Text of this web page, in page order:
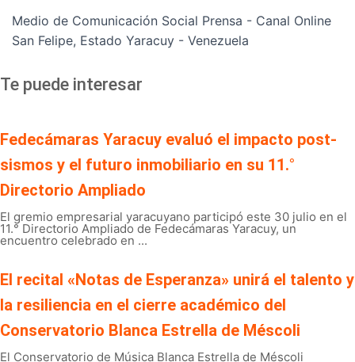
Medio de Comunicación Social Prensa - Canal Online
San Felipe, Estado Yaracuy - Venezuela
Te puede interesar
Fedecámaras Yaracuy evaluó el impacto post-
sismos y el futuro inmobiliario en su 11.°
Directorio Ampliado
El gremio empresarial yaracuyano participó este 30 julio en el
11.° Directorio Ampliado de Fedecámaras Yaracuy, un
encuentro celebrado en ...
El recital «Notas de Esperanza» unirá el talento y
la resiliencia en el cierre académico del
Conservatorio Blanca Estrella de Méscoli
El Conservatorio de Música Blanca Estrella de Méscoli